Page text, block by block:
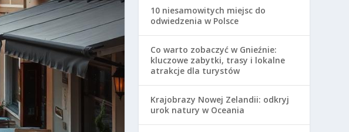
10 niesamowitych miejsc do
odwiedzenia w Polsce
Co warto zobaczyć w Gnieźnie:
kluczowe zabytki, trasy i lokalne
atrakcje dla turystów
Krajobrazy Nowej Zelandii: odkryj
urok natury w Oceania